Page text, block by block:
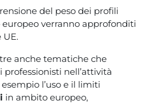
del peso dei profili
verranno approfonditi
UE.
anche tematiche che
professionisti nell’attività
l’uso e il limiti
in ambito europeo,